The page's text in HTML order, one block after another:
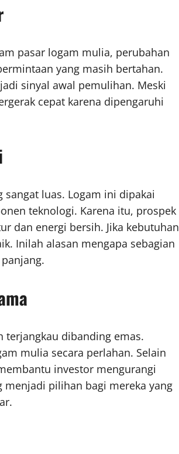
pasar logam mulia, perubahan
yang masih bertahan.
sinyal awal pemulihan. Meski
cepat karena dipengaruhi
luas. Logam ini dipakai
teknologi. Karena itu, prospek
dan energi bersih. Jika kebutuhan
Inilah alasan mengapa sebagian
terjangkau dibanding emas.
mulia secara perlahan. Selain
investor mengurangi
menjadi pilihan bagi mereka yang